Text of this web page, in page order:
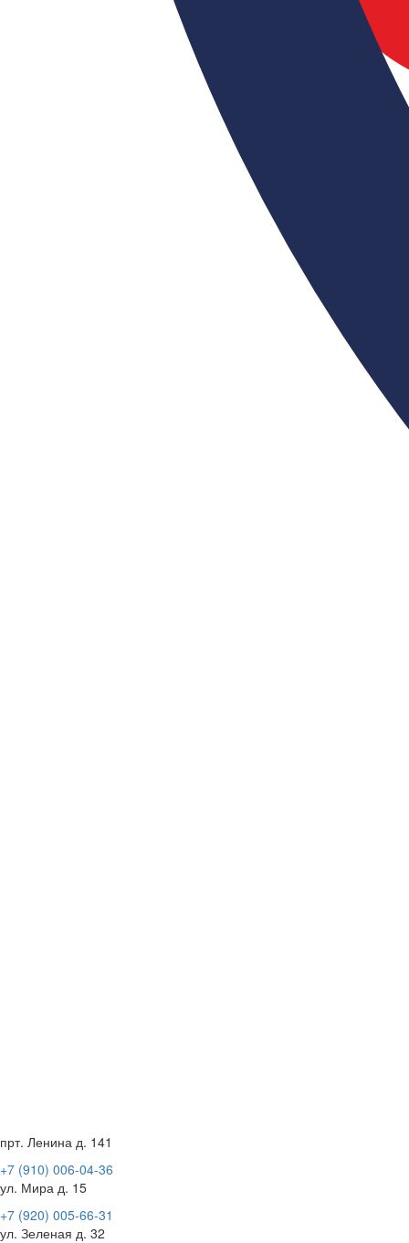
прт. Ленина д. 141
+7 (910) 006-04-36
ул. Мира д. 15
+7 (920) 005-66-31
ул. Зеленая д. 32